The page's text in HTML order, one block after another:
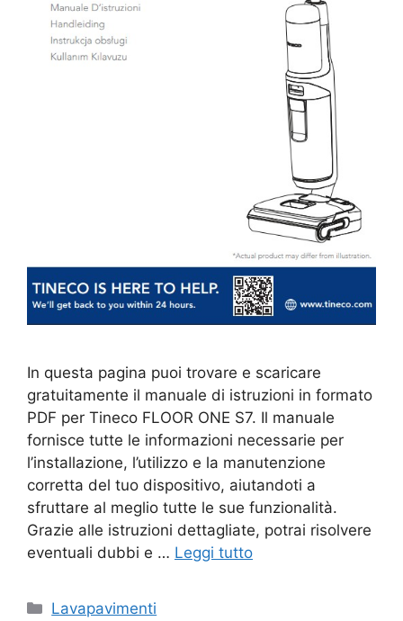
In questa pagina puoi trovare e scaricare
gratuitamente il manuale di istruzioni in formato
PDF per Tineco FLOOR ONE S7. Il manuale
fornisce tutte le informazioni necessarie per
l’installazione, l’utilizzo e la manutenzione
corretta del tuo dispositivo, aiutandoti a
sfruttare al meglio tutte le sue funzionalità.
Grazie alle istruzioni dettagliate, potrai risolvere
eventuali dubbi e … Leggi tutto
Categorie
Lavapavimenti